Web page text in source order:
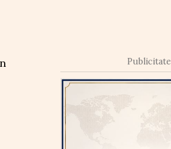
Publicitate